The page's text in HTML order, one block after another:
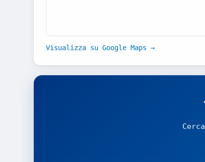
Visualizza su Google Maps →